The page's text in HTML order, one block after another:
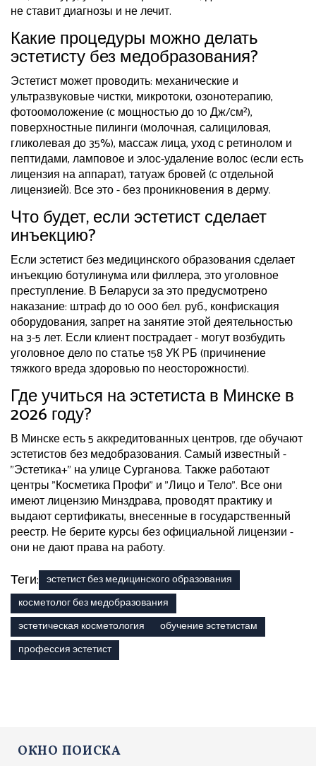
не ставит диагнозы и не лечит.
Какие процедуры можно делать
эстетисту без медобразования?
Эстетист может проводить: механические и
ультразвуковые чистки, микротоки, озонотерапию,
фотоомоложение (с мощностью до 10 Дж/см²),
поверхностные пилинги (молочная, салициловая,
гликолевая до 35%), массаж лица, уход с ретинолом и
пептидами, ламповое и элос-удаление волос (если есть
лицензия на аппарат), татуаж бровей (с отдельной
лицензией). Все это - без проникновения в дерму.
Что будет, если эстетист сделает
инъекцию?
Если эстетист без медицинского образования сделает
инъекцию ботулинума или филлера, это уголовное
преступление. В Беларуси за это предусмотрено
наказание: штраф до 10 000 бел. руб., конфискация
оборудования, запрет на занятие этой деятельностью
на 3-5 лет. Если клиент пострадает - могут возбудить
уголовное дело по статье 158 УК РБ (причинение
тяжкого вреда здоровью по неосторожности).
Где учиться на эстетиста в Минске в
2026 году?
В Минске есть 5 аккредитованных центров, где обучают
эстетистов без медобразования. Самый известный -
"Эстетика+" на улице Сурганова. Также работают
центры "Косметика Профи" и "Лицо и Тело". Все они
имеют лицензию Минздрава, проводят практику и
выдают сертификаты, внесенные в государственный
реестр. Не берите курсы без официальной лицензии -
они не дают права на работу.
Теги: эстетист без медицинского образования
косметолог без медобразования
эстетическая косметология
обучение эстетистам
профессия эстетист
ОКНО ПОИСКА